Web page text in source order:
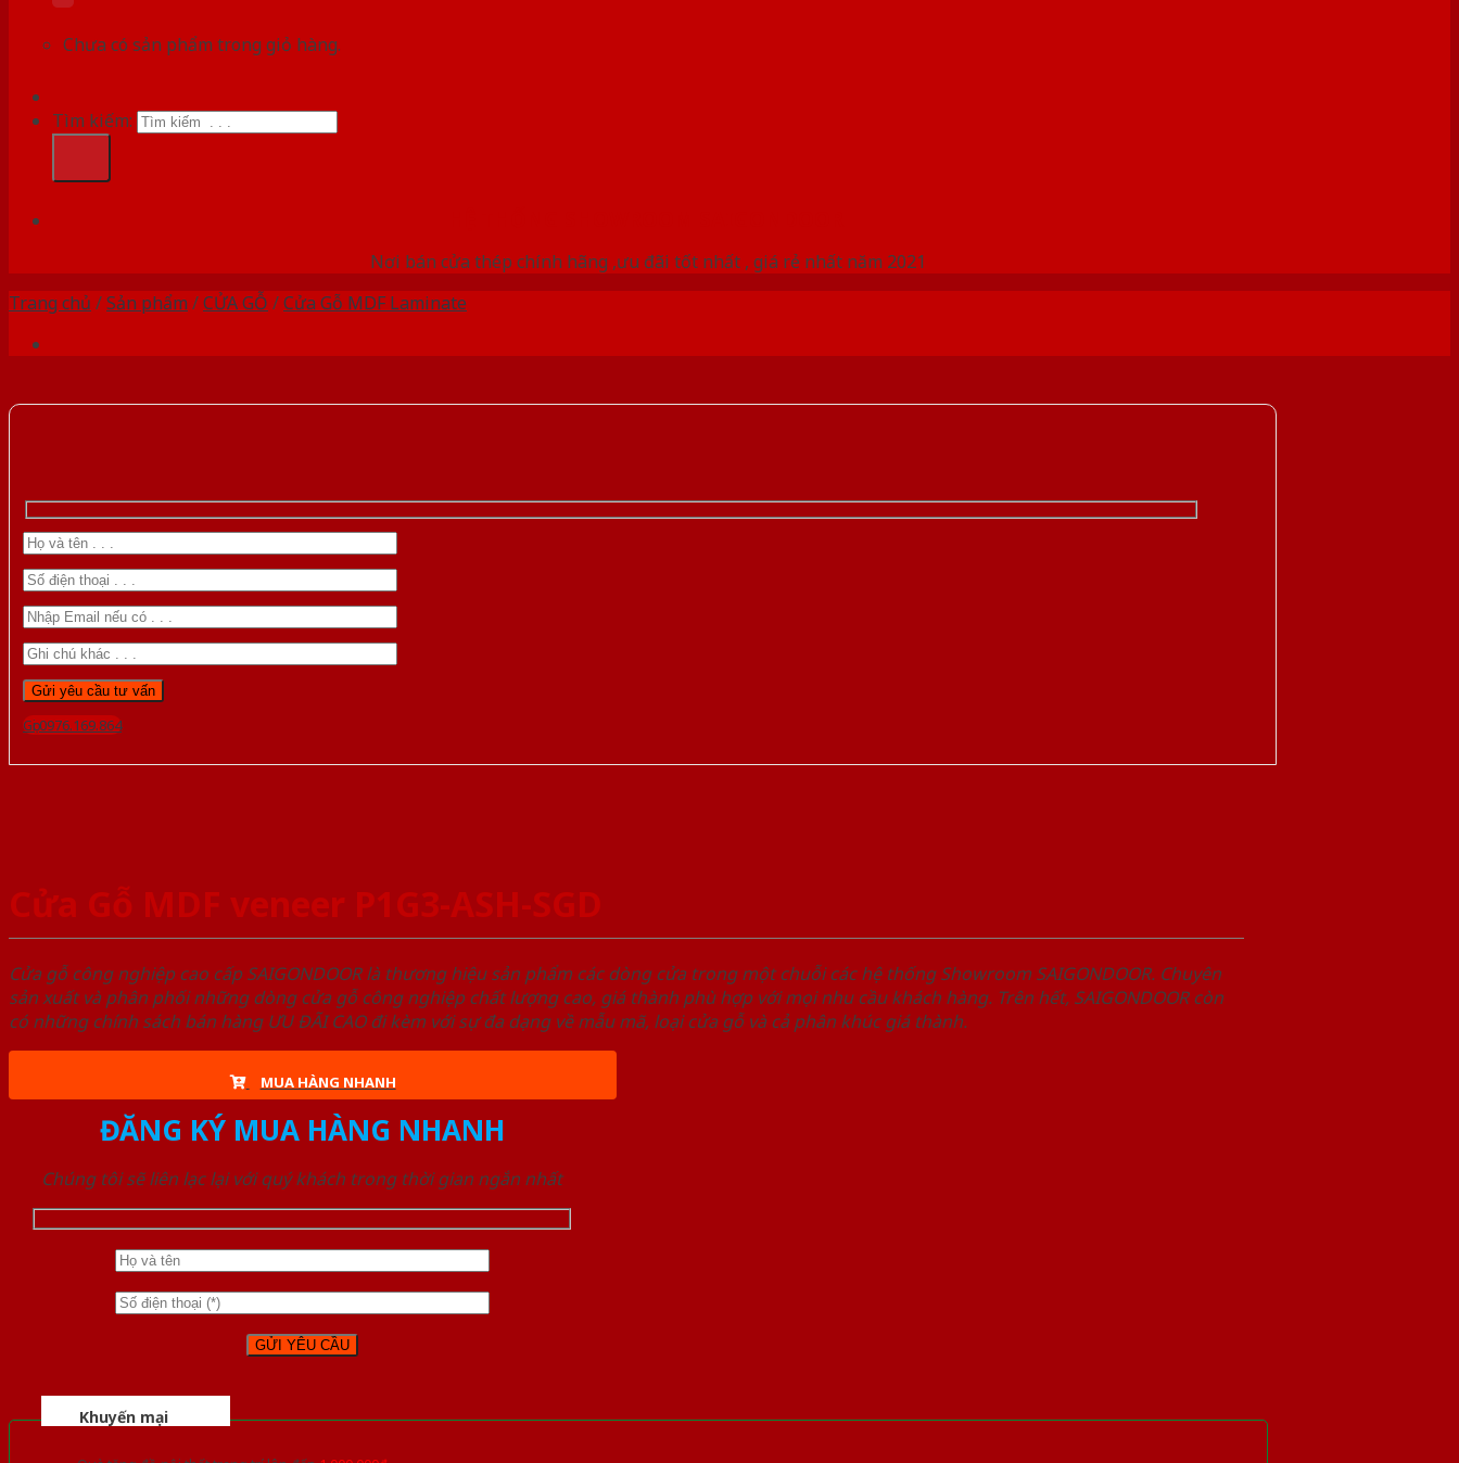
Chưa có sản phẩm trong giỏ hàng.
Tìm kiếm:
Nơi bán cửa thép chính hãng ,ưu đãi tốt nhất , giá rẻ nhất năm 2021
Trang chủ /Sản phẩm /CỬA GỖ /Cửa Gỗ MDF Laminate
Gọi 0976.169.864
Cửa Gỗ MDF veneer P1G3-ASH-SGD
Cửa gỗ công nghiệp cao cấp SAIGONDOOR là thương hiệu sản phẩm các dòng cửa trong một chuỗi các hệ thống Showroom SAIGONDOOR. Chuyên
sản xuất và phân phối những dòng cửa gỗ công nghiệp chất lượng cao, giá thành phù hợp với mọi nhu cầu khách hàng. Trên hết, SAIGONDOOR còn
có những chính sách bán hàng ƯU ĐÃI CAO đi kèm với sự đa dạng về mẫu mã, loại cửa gỗ và cả phân khúc giá thành.
MUA HÀNG NHANH
ĐĂNG KÝ MUA HÀNG NHANH
Chúng tôi sẽ liên lạc lại với quý khách trong thời gian ngắn nhất
Khuyến mại